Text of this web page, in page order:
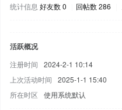
统计信息 好友数 0 回帖数 286
活跃概况
注册时间 2024-2-1 10:14
上次活动时间
2025-1-1 15:40
所在时区
使用系统默认